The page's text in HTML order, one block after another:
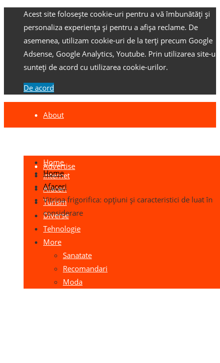
Acest site folosește cookie-uri pentru a vă îmbunătăți și
personaliza experiența și pentru a afișa reclame. De
asemenea, utilizam cookie-uri de la terți precum Google
Adsense, Google Analytics, Youtube. Prin utilizarea site-
sunteți de acord cu utilizarea cookie-urilor.
De acord
About
Advertise
Home
Internet
Afaceri
Turism
Diverse
Tehnologie
More
Sanatate
Recomandari
Moda
Home
Afaceri
Vitrina frigorifica: opțiuni și caracteristici de luat în
considerare